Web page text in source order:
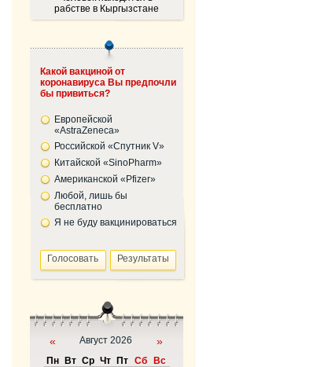
рабстве в Кыргызстане
Какой вакциной от
коронавируса Вы предпочли
бы привиться?
Европейской
«AstraZeneca»
Российской «Спутник V»
Китайской «SinoPharm»
Американской «Pfizer»
Любой, лишь бы
бесплатно
Я не буду вакцинироваться
« Август 2026 »
Пн Вт Ср Чт Пт Сб
Вс